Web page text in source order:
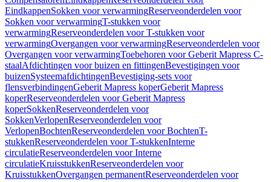
EindkappenSokken voor verwarmingReserveonderdelen voor
Sokken voor verwarmingT-stukken voor
verwarmingReserveonderdelen voor T-stukken voor
verwarmingOvergangen voor verwarmingReserveonderdelen voor
Overgangen voor verwarmingToebehoren voor Geberit Mapress C-
staalAfdichtingen voor buizen en fittingenBevestigingen voor
buizenSysteemafdichtingenBevestiging-sets voor
flensverbindingenGeberit Mapress koperGeberit Mapress
koperReserveonderdelen voor Geberit Mapress
koperSokkenReserveonderdelen voor
SokkenVerlopenReserveonderdelen voor
VerlopenBochtenReserveonderdelen voor BochtenT-
stukkenReserveonderdelen voor T-stukkenInterne
circulatieReserveonderdelen voor Interne
circulatieKruisstukkenReserveonderdelen voor
KruisstukkenOvergangen permanentReserveonderdelen voor